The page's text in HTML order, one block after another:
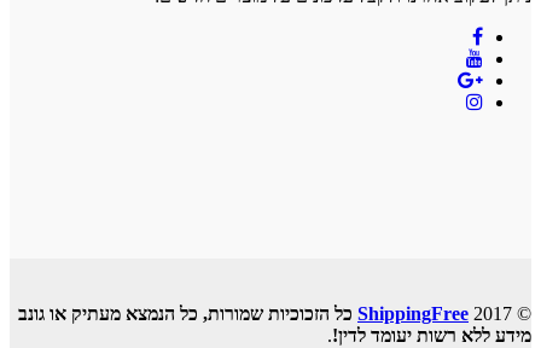
ShippingFreeכל הזכוכיות שמורות, כל הנמצא מעתיק או גונב
ללא רשות יעומד לדין!.